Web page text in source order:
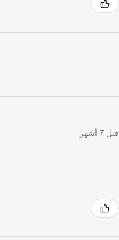
قبل 7 أشهر